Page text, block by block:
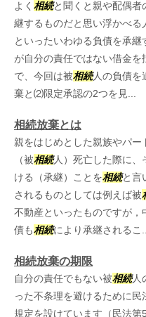
よく 相続と聞くと親や配偶者
継するものだと思い浮かべ
といったいわゆる負債を承
が自分の責任ではない借金を
で、今回は被相続人の負債を
棄と⑵限定承認の2つを見...
相続放棄とは
親をはじめとした親族やパー
（被相続人）死亡した際に、
ける（承継）ことを相続と言
されるものとしては例えば被
不動産といったものですが，
債も相続により承継されるこ...
相続放棄の期限
自分の責任でもない被相続人
った不条理を避けるために民
規定を設けています（民法第